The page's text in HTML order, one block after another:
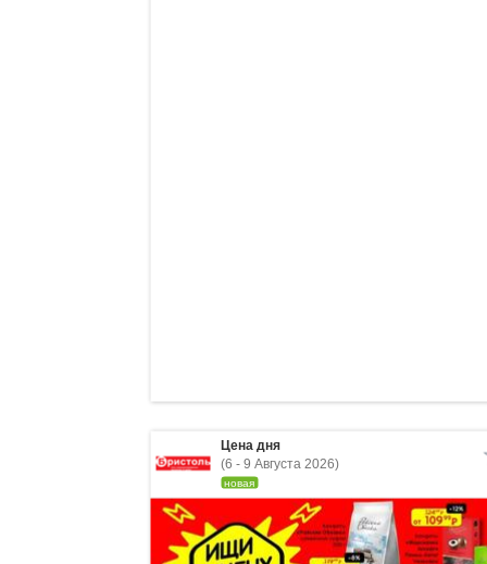
Цена дня
(6 - 9 Августа 2026)
новая